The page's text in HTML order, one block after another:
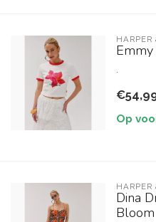
HARPER
Op
HARPER
Dina
Bloom